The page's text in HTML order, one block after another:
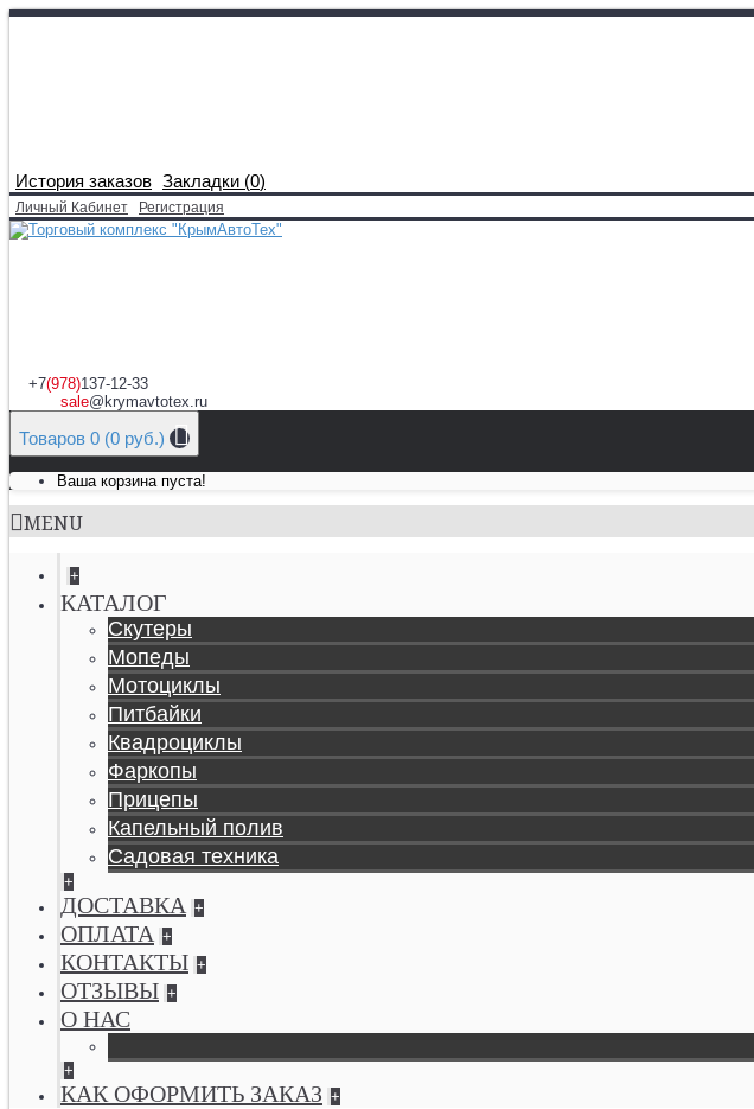
История заказов Закладки (0)
Личный Кабинет Регистрация
+7(978)137-12-33
sale@krymavtotex.ru
Товаров 0 (0 руб.)
Ваша корзина пуста!
MENU
+
КАТАЛОГ
Скутеры
Мопеды
Мотоциклы
Питбайки
Квадроциклы
Фаркопы
Прицепы
Капельный полив
Садовая техника
+
ДОСТАВКА +
ОПЛАТА +
КОНТАКТЫ +
ОТЗЫВЫ +
О НАС
+
КАК ОФОРМИТЬ ЗАКАЗ +